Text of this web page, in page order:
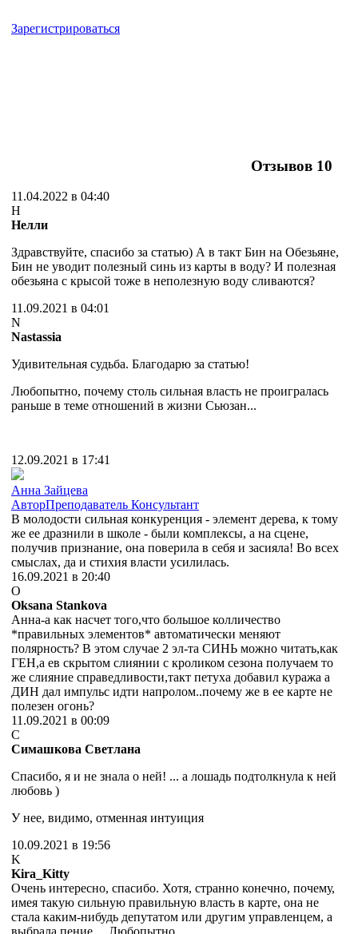
Зарегистрироваться
Отзывов 10
11.04.2022 в 04:40
Н
Нелли
Здравствуйте, спасибо за статью) А в такт Бин на Обезьяне,
Бин не уводит полезный синь из карты в воду? И полезная
обезьяна с крысой тоже в неполезную воду сливаются?
11.09.2021 в 04:01
N
Nastassia
Удивительная судьба. Благодарю за статью!
Любопытно, почему столь сильная власть не проигралась
раньше в теме отношений в жизни Сьюзан...
12.09.2021 в 17:41
Анна Зайцева
АвторПреподаватель Консультант
В молодости сильная конкуренция - элемент дерева, к тому
же ее дразнили в школе - были комплексы, а на сцене,
получив признание, она поверила в себя и засияла! Во всех
смыслах, да и стихия власти усилилась.
16.09.2021 в 20:40
O
Oksana Stankova
Анна-а как насчет того,что большое колличество
*правильных элементов* автоматически меняют
полярность? В этом случае 2 эл-та СИНЬ можно читать,как
ГЕН,а ев скрытом слиянии с кроликом сезона получаем то
же слияние справедливости,такт петуха добавил куража а
ДИН дал импульс идти напролом..почему же в ее карте не
полезен огонь?
11.09.2021 в 00:09
С
Симашкова Светлана
Спасибо, я и не знала о ней! ... а лошадь подтолкнула к ней
любовь )
У нее, видимо, отменная интуиция
10.09.2021 в 19:56
K
Kira_Kitty
Очень интересно, спасибо. Хотя, странно конечно, почему,
имея такую сильную правильную власть в карте, она не
стала каким-нибудь депутатом или другим управленцем, а